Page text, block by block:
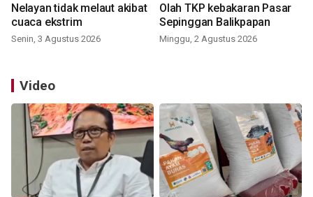
Nelayan tidak melaut akibat
cuaca ekstrim
Senin, 3 Agustus 2026
Olah TKP kebakaran Pasar
Sepinggan Balikpapan
Minggu, 2 Agustus 2026
Video